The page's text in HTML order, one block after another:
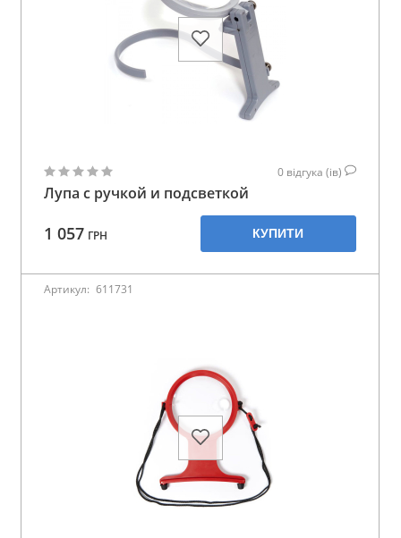
0 відгука (ів)
Лупа с ручкой и подсветкой
1 057 ГРН КУПИТИ
Артикул: 611731